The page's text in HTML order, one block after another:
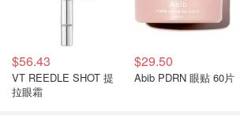
$56.43
VT REEDLE SHOT 提
拉眼霜
$29.50
Abib PDRN 眼贴 60片